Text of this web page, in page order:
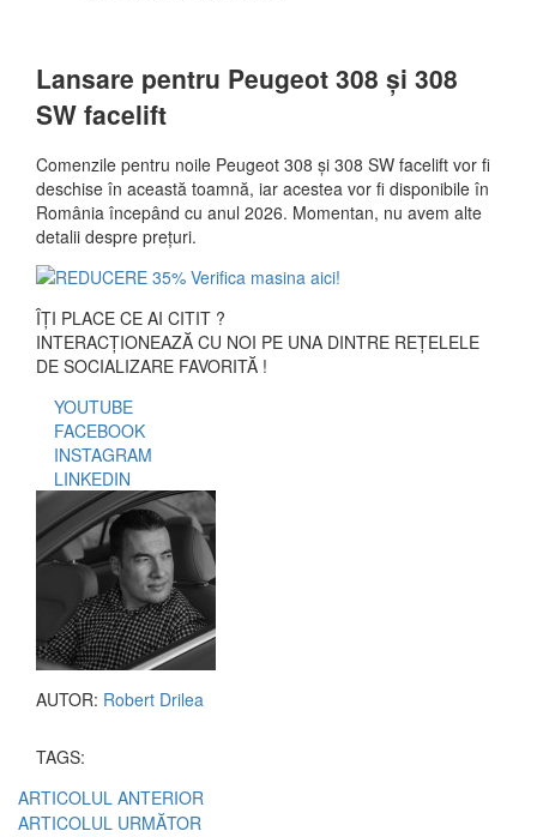
Lansare pentru Peugeot 308 și 308
SW facelift
Comenzile pentru noile Peugeot 308 și 308 SW facelift vor fi
deschise în această toamnă, iar acestea vor fi disponibile în
România începând cu anul 2026. Momentan, nu avem alte
detalii despre prețuri.
ÎȚI PLACE CE AI CITIT ?
INTERACȚIONEAZĂ CU NOI PE UNA DINTRE REȚELELE
DE SOCIALIZARE FAVORITĂ !
YOUTUBE
FACEBOOK
INSTAGRAM
LINKEDIN
AUTOR: Robert Drilea
TAGS:
ARTICOLUL ANTERIOR
ARTICOLUL URMĂTOR